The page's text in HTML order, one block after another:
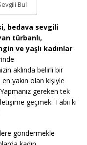
Bul
bedava sevgili
türbanlı,
ve yaşlı kadınlar
aklında belirli bir
yakın olan kişiyle
gereken tek
geçmek. Tabii ki
göndermekle